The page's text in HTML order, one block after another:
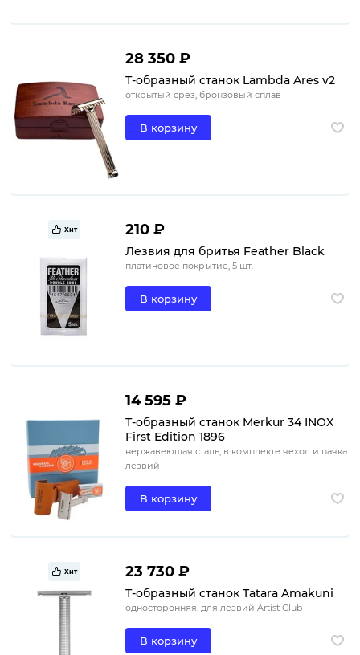
28 350 ₽
Т-образный станок Lambda Ares v2
открытый срез, бронзовый сплав
В корзину
Хит 210 ₽
Лезвия для бритья Feather Black
платиновое покрытие, 5 шт.
В корзину
14 595 ₽
Т-образный станок Merkur 34 INOX
First Edition 1896
нержавеющая сталь, в комплекте чехол и пачка
лезвий
В корзину
Хит 23 730 ₽
Т-образный станок Tatara Amakuni
односторонняя, для лезвий Artist Club
В корзину